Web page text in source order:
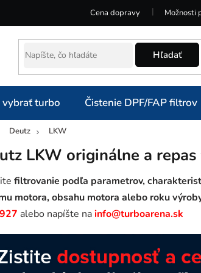
Cena dopravy Možnosti
Hľadať
turbo Čistenie DPF/FAP filtrov
Deutz LKW
LKW originálne a
filtrovanie podľa parametrov,
motora, obsahu motora alebo roku
alebo napíšte nainfo@turboarena.sk